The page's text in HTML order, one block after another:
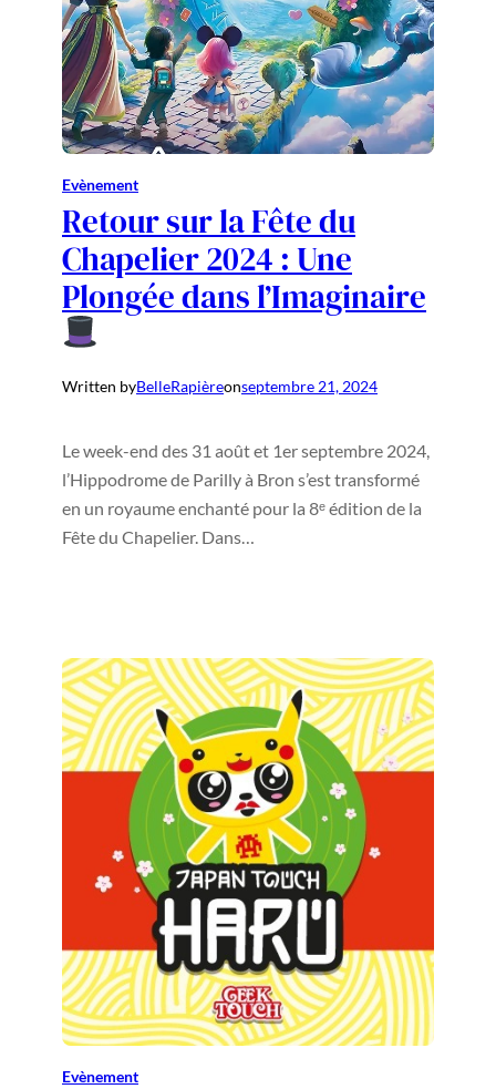
Evènement
Retour sur la Fête du
Chapelier 2024 : Une
Plongée dans l’Imaginaire
Written byBelleRapièreonseptembre 21, 2024
Le week-end des 31 août et 1er septembre 2024,
l’Hippodrome de Parilly à Bron s’est transformé
en un royaume enchanté pour la 8ᵉ édition de la
Fête du Chapelier. Dans…
Evènement